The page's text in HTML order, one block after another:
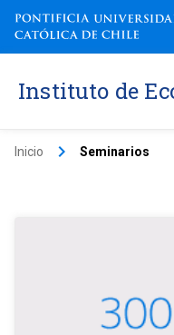
Instituto de
Inicio keyboard_arrow_right Seminarios